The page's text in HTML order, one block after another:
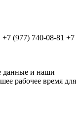
+7 (977) 740-08-81 +7
данные и наши
рабочее время для